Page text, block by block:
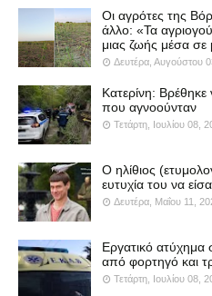
Οι αγρότες της
άλλο: «Τα
μιας ζωής μέσα σε
Δευτέρα, Αυγούστου
Κατερίνη:
που αγνοούνταν
Τετάρτη, Ιουλίου 08,
Ο ηλίθιος
ευτυχία του να
Δευτέρα, Μαΐου 11,
Εργατικό ατύχημα
από φορτηγό και
Τετάρτη, Ιουλίου 08,